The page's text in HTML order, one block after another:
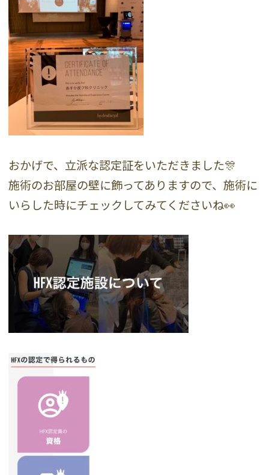
おかげで、立派な認定証をいただきました🎊
施術のお部屋の壁に飾ってありますので、施術に
いらした時にチェックしてみてくださいね👀